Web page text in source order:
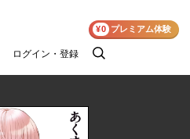
ログイン・登録
検
¥0 プレミアム体験